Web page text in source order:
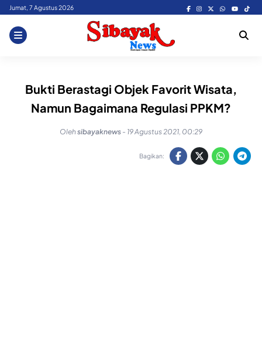
Skip
content
Jumat, 7 Agustus 2026
Bukti Berastagi Objek Favorit Wisata,
Namun Bagaimana Regulasi PPKM?
Olehsibayaknews - 19 Agustus 2021, 00:29
Bagikan: